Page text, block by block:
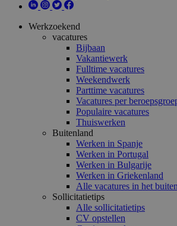
Werkzoekend
vacatures
Bijbaan
Vakantiewerk
Fulltime vacatures
Weekendwerk
Parttime vacatures
Vacatures per
Populaire vacatures
Thuiswerken
Buitenland
Werken in Spanje
Werken in Portugal
Werken in Bulgarije
Werken in Griekenland
Alle vacatures in het
Sollicitatietips
Alle sollicitatietips
CV opstellen